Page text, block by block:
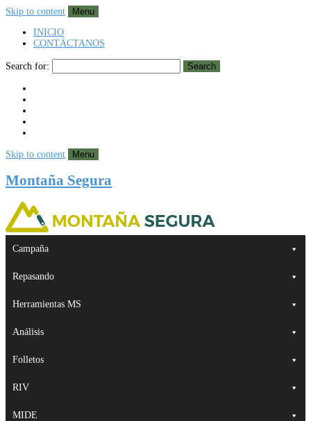
Skip to content
Menu
INICIO
CONTÁCTANOS
Search for: Search
Skip to content Menu
Montaña Segura
Campaña
Repasando
Herramientas MS
Análisis
Folletos
RIV
MIDE